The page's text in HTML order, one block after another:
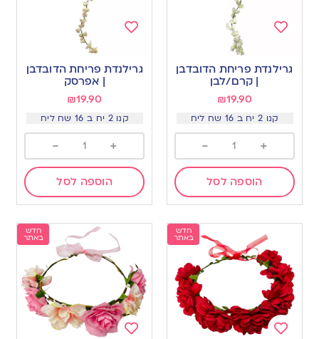
to
wishlist
גרילנדת פריחת הדובדבן
| קרם/לבן
₪19.90
קנו 2 יח ב 16 שח ליח
+
-
הוספה לסל
to
wishlist
גרילנדת פריחת הדובדבן
| אפרסק
₪19.90
קנו 2 יח ב 16 שח ליח
+
-
הוספה לסל
חדש
באתר
חדש
באתר